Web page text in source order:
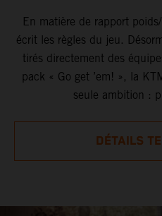
En matière de rapport
écrit les règles du jeu.
tirés directement des
pack « Go get ’em! », la
seule ambition :
DÉTAILS